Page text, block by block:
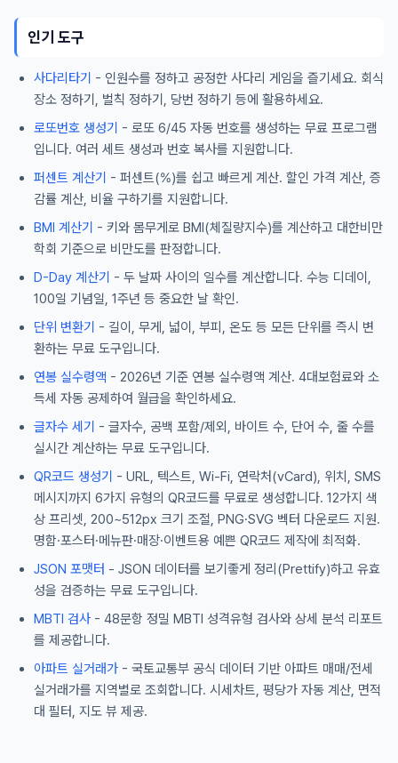
인기 도구
사다리타기 - 인원수를 정하고 공정한 사다리 게임을 즐기세요. 회식
장소 정하기, 벌칙 정하기, 당번 정하기 등에 활용하세요.
로또번호 생성기 - 로또 6/45 자동 번호를 생성하는 무료 프로그램
입니다. 여러 세트 생성과 번호 복사를 지원합니다.
퍼센트 계산기 - 퍼센트(%)를 쉽고 빠르게 계산. 할인 가격 계산, 증
감률 계산, 비율 구하기를 지원합니다.
BMI 계산기 - 키와 몸무게로 BMI(체질량지수)를 계산하고 대한비만
학회 기준으로 비만도를 판정합니다.
D-Day 계산기 - 두 날짜 사이의 일수를 계산합니다. 수능 디데이,
100일 기념일, 1주년 등 중요한 날 확인.
단위 변환기 - 길이, 무게, 넓이, 부피, 온도 등 모든 단위를 즉시 변
환하는 무료 도구입니다.
연봉 실수령액 - 2026년 기준 연봉 실수령액 계산. 4대보험료와 소
득세 자동 공제하여 월급을 확인하세요.
글자수 세기 - 글자수, 공백 포함/제외, 바이트 수, 단어 수, 줄 수를
실시간 계산하는 무료 도구입니다.
QR코드 생성기 - URL, 텍스트, Wi-Fi, 연락처(vCard), 위치, SMS
메시지까지 6가지 유형의 QR코드를 무료로 생성합니다. 12가지 색
상 프리셋, 200~512px 크기 조절, PNG·SVG 벡터 다운로드 지원.
명함·포스터·메뉴판·매장·이벤트용 예쁜 QR코드 제작에 최적화.
JSON 포맷터 - JSON 데이터를 보기좋게 정리(Prettify)하고 유효
성을 검증하는 무료 도구입니다.
MBTI 검사 - 48문항 정밀 MBTI 성격유형 검사와 상세 분석 리포트
를 제공합니다.
아파트 실거래가 - 국토교통부 공식 데이터 기반 아파트 매매/전세
실거래가를 지역별로 조회합니다. 시세차트, 평당가 자동 계산, 면적
대 필터, 지도 뷰 제공.